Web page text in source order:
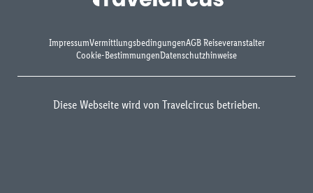
ImpressumVermittlungsbedingungenAGB Reiseveranstalter
Cookie-BestimmungenDatenschutzhinweise
Diese Webseite wird von Travelcircus betrieben.